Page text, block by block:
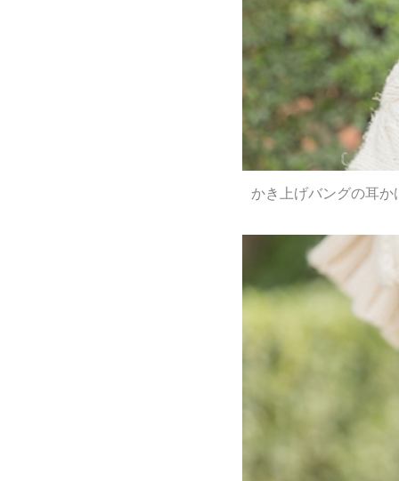
かき上げバングの耳